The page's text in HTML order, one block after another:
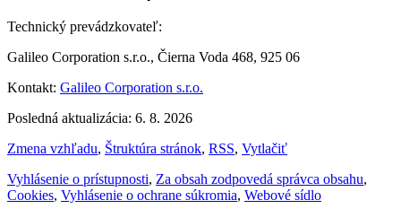
Technický prevádzkovateľ:
Galileo Corporation s.r.o., Čierna Voda 468, 925 06
Kontakt: Galileo Corporation s.r.o.
Posledná aktualizácia: 6. 8. 2026
Zmena vzhľadu, Štruktúra stránok, RSS, Vytlačiť
Vyhlásenie o prístupnosti, Za obsah zodpovedá správca obsahu,
Cookies, Vyhlásenie o ochrane súkromia, Webové sídlo